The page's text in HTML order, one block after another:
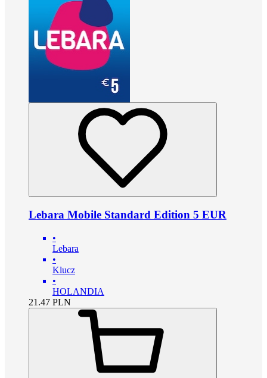
Lebara Mobile Standard Edition 5 EUR
•
Lebara
•
Klucz
•
HOLANDIA
21.47 PLN